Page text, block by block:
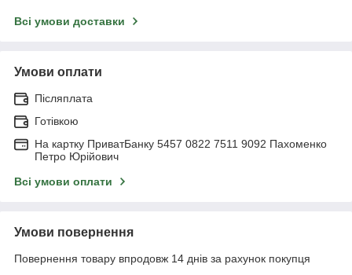
Всі умови доставки
Умови оплати
Післяплата
Готівкою
На картку ПриватБанку 5457 0822 7511 9092 Пахоменко
Петро Юрійович
Всі умови оплати
Умови повернення
Повернення товару впродовж 14 днів за рахунок покупця